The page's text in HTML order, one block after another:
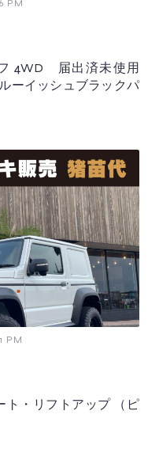
PM
4WD 届出済未使用
ーイッシュブラックパ
PM
・リフトアップ （ピ